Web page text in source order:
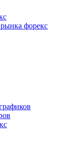
форекс